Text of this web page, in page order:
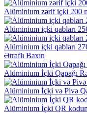
Alüminium zərif içki 200
Alüminium içki qabları
Alüminium içki qabları
Ətraflı Baxın
Alüminium İçki Qapağı
Alüminium İçki və Pivə
Alüminium İçki QR